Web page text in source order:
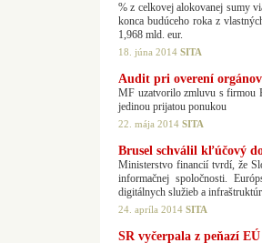
% z celkovej alokovanej sumy
konca budúceho roka z
1,968 mld. eur.
18. júna 2014 SITA
Audit pri overení
MF uzatvorilo zmluvu s firmou
jedinou prijatou ponukou
22. mája 2014 SITA
Brusel schválil kľúčový
Ministerstvo financií tvrdí, že
informačnej spoločnosti.
digitálnych služieb a
24. apríla 2014 SITA
SR vyčerpala z peňazí